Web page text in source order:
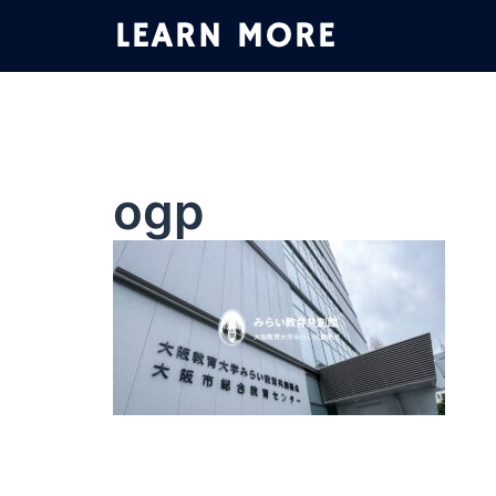
テ
ogp